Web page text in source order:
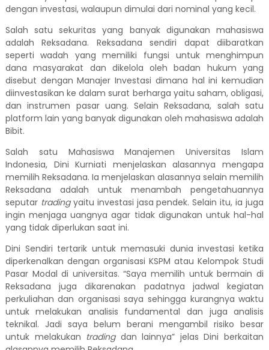
dengan investasi, walaupun dimulai dari nominal yang kecil.
Salah satu sekuritas yang banyak digunakan mahasiswa
adalah Reksadana. Reksadana sendiri dapat diibaratkan
seperti wadah yang memiliki fungsi untuk menghimpun
dana masyarakat dan dikelola oleh badan hukum yang
disebut dengan Manajer Investasi dimana hal ini kemudian
diinvestasikan ke dalam surat berharga yaitu saham, obligasi,
dan instrumen pasar uang. Selain Reksadana, salah satu
platform lain yang banyak digunakan oleh mahasiswa adalah
Bibit.
Salah satu Mahasiswa Manajemen Universitas Islam
Indonesia, Dini Kurniati menjelaskan alasannya mengapa
memilih Reksadana. Ia menjelaskan alasannya selain memilih
Reksadana adalah untuk menambah pengetahuannya
seputartradingyaitu investasi jasa pendek. Selain itu, ia juga
ingin menjaga uangnya agar tidak digunakan untuk hal-hal
yang tidak diperlukan saat ini.
Dini Sendiri tertarik untuk memasuki dunia investasi ketika
diperkenalkan dengan organisasi KSPM atau Kelompok Studi
Pasar Modal di universitas. “Saya memilih untuk bermain di
Reksadana juga dikarenakan padatnya jadwal kegiatan
perkuliahan dan organisasi saya sehingga kurangnya waktu
untuk melakukan analisis fundamental dan juga analisis
teknikal. Jadi saya belum berani mengambil risiko besar
untuk melakukan tradingdan lainnya” jelas Dini berkaitan